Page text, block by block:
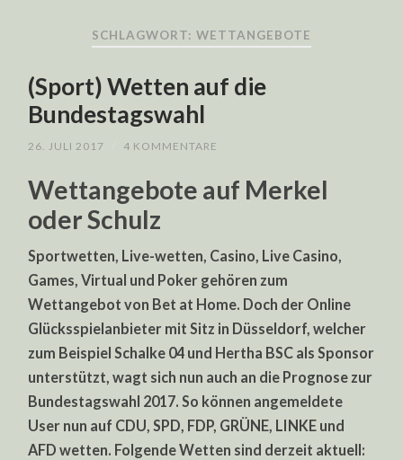
SCHLAGWORT: WETTANGEBOTE
(Sport) Wetten auf die
Bundestagswahl
26. JULI 2017 4 KOMMENTARE
Wettangebote auf Merkel
oder Schulz
Sportwetten, Live-wetten, Casino, Live Casino,
Games, Virtual und Poker gehören zum
Wettangebot von Bet at Home. Doch der Online
Glücksspielanbieter mit Sitz in Düsseldorf, welcher
zum Beispiel Schalke 04 und Hertha BSC als Sponsor
unterstützt, wagt sich nun auch an die Prognose zur
Bundestagswahl 2017. So können angemeldete
User nun auf CDU, SPD, FDP, GRÜNE, LINKE und
AFD wetten. Folgende Wetten sind derzeit aktuell: